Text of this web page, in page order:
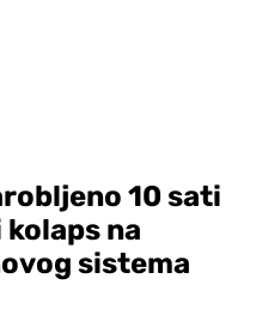
10 sati
na
sistema